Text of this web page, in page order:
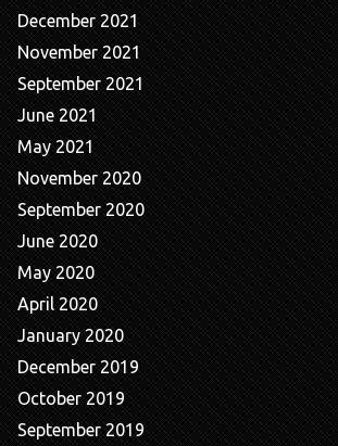
December 2021
November 2021
September 2021
June 2021
May 2021
November 2020
September 2020
June 2020
May 2020
April 2020
January 2020
December 2019
October 2019
September 2019